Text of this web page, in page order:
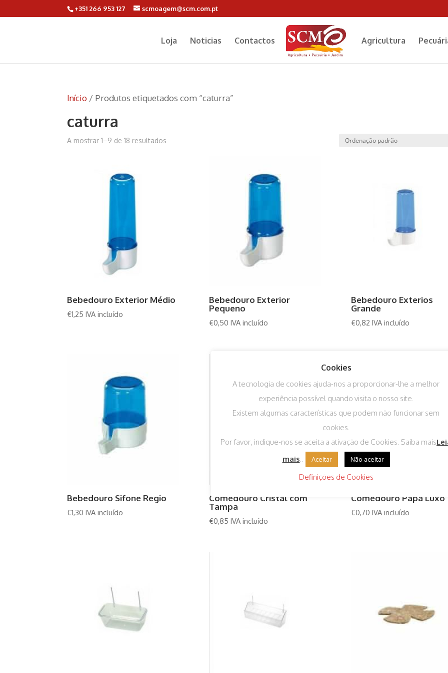
+351 266 953 127 scmoagem@scm.com.pt
Loja Noticias Contactos Agricultura
Início / Produtos etiquetados com “caturra”
caturra
A mostrar 1–9 de 18 resultados
Bebedouro Exterior Médio
€1,25 IVA incluído
Bebedouro Exterior
Pequeno
€0,50 IVA incluído
Bebedouro Exterios
Grande
€0,82 IVA incluído
Bebedouro Sifone Regio
€1,30 IVA incluído
Comedouro Cristal com
Tampa
€0,85 IVA incluído
Comedouro Papa Luxo
€0,70 IVA incluído
Cookies
A tecnologia de cookies ajuda-nos a proporcionar-lhe a melhor
experiência possível quando visita o nosso site.
Existem algumas características que podem não funcionar sem
cookies.
Por favor, indique-nos se aceita a ativação de Cookies. Saiba mais
mais
Aceitar Não aceitar
Definições de Cookies